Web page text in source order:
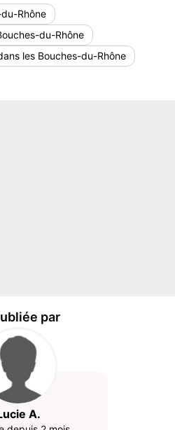
Rhône
du-Rhône
les Bouches-du-Rhône
par
A.